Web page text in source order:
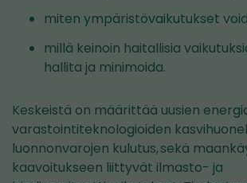
miten ympäristövaikutukset
millä keinoin haitallisia
hallita ja minimoida.
Keskeistä on määrittää uusien
varastointiteknologioiden
luonnonvarojen kulutus, sekä
kaavoitukseen liittyvät ilmasto- ja